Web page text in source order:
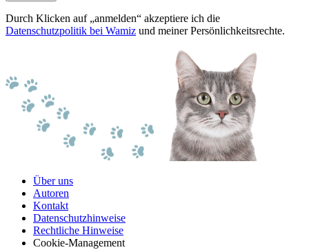
Durch Klicken auf „anmelden“ akzeptiere ich die
Datenschutzpolitik bei Wamiz und meiner Persönlichkeitsrechte.
Über uns
Autoren
Kontakt
Datenschutzhinweise
Rechtliche Hinweise
Cookie-Management